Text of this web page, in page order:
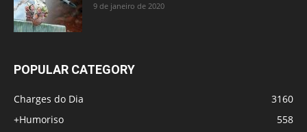
9 de janeiro de 2020
POPULAR CATEGORY
Charges do Dia
3160
+Humoriso
558